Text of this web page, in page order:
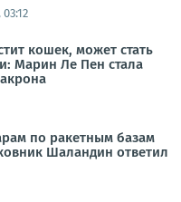
кошек, может стать
Марин Ле Пен стала
по ракетным базам
Шаландин ответил